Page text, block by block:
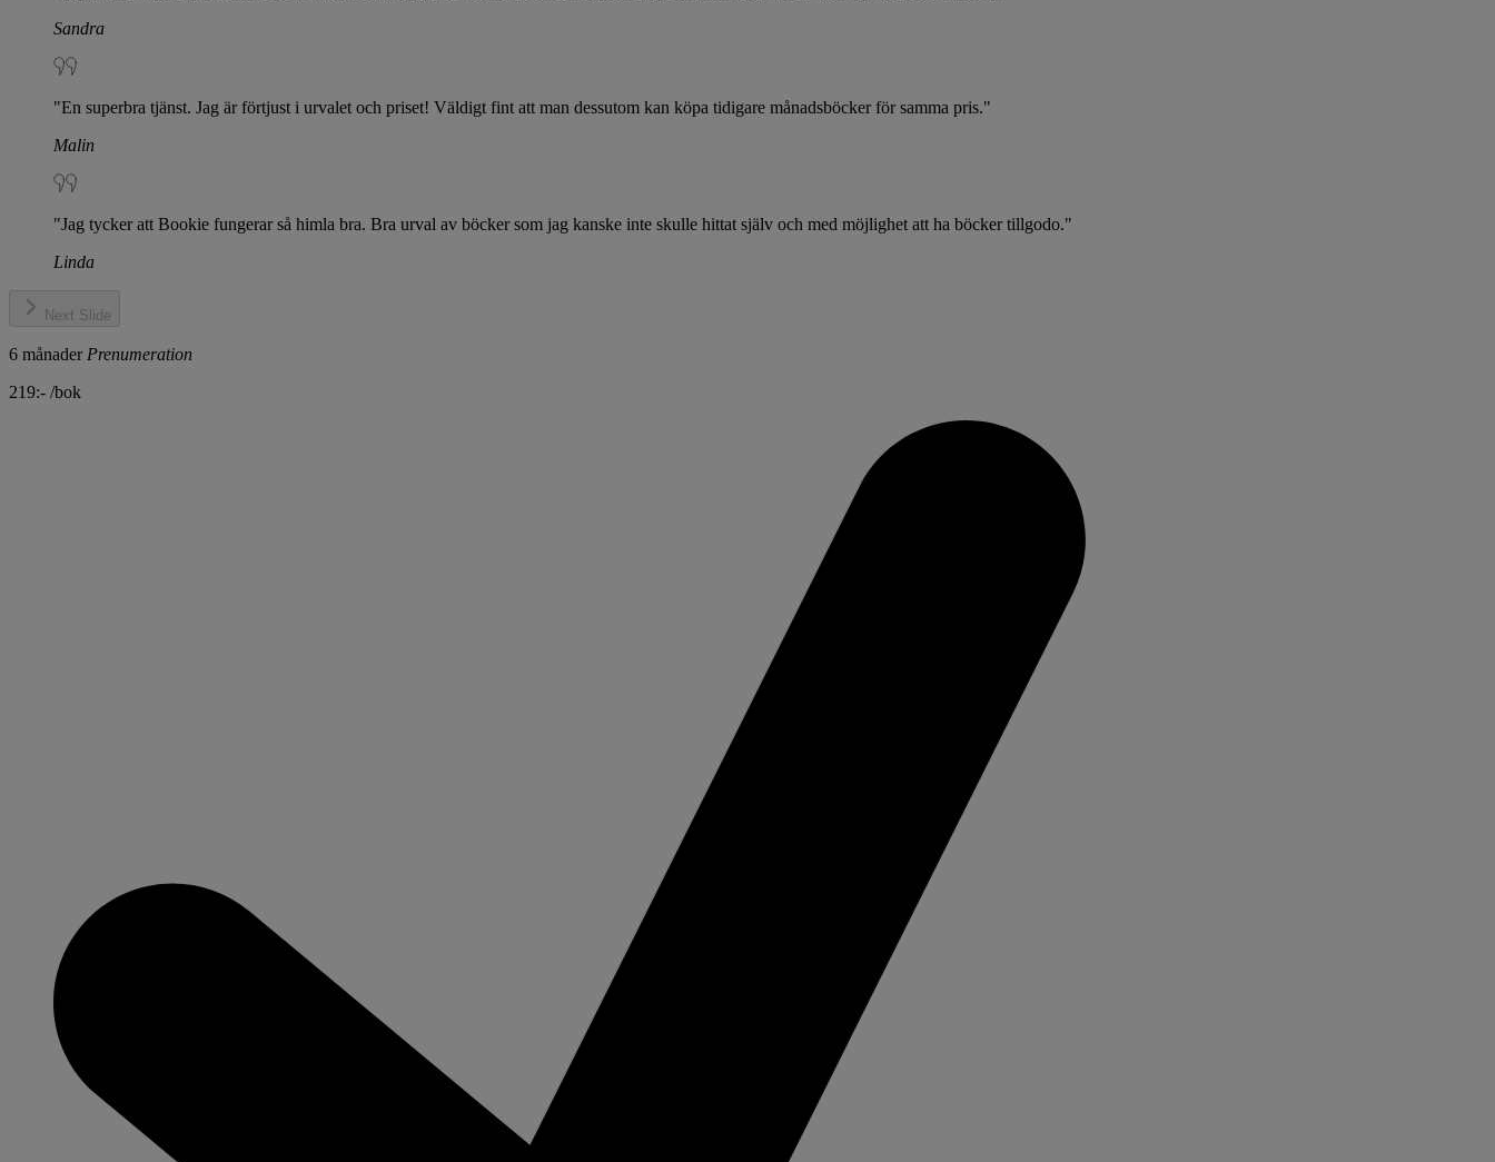
Sandra
"En superbra tjänst. Jag är förtjust i urvalet och priset! Väldigt fint att man dessutom kan köpa tidigare månadsböcker för samma pris."
Malin
"Jag tycker att Bookie fungerar så himla bra. Bra urval av böcker som jag kanske inte skulle hittat själv och med möjlighet att ha böcker tillgodo."
Linda
Next Slide
6 månader Prenumeration
219:- /bok